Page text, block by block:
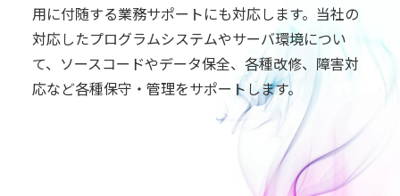
用に付随する業務サポートにも対応します。当社の
対応したプログラムシステムやサーバ環境につい
て、ソースコードやデータ保全、各種改修、障害対
応など各種保守・管理をサポートします。